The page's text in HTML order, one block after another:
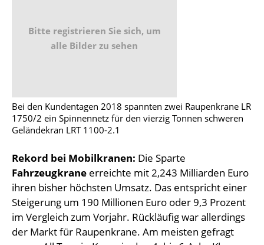
Bitte registrieren Sie sich, um
alle Bilder zu sehen
Bei den Kundentagen 2018 spannten zwei Raupenkrane LR
1750/2 ein Spinnennetz für den vierzig Tonnen schweren
Geländekran LRT 1100-2.1
Rekord bei Mobilkranen: Die Sparte
Fahrzeugkrane erreichte mit 2,243 Milliarden Euro
ihren bisher höchsten Umsatz. Das entspricht einer
Steigerung um 190 Millionen Euro oder 9,3 Prozent
im Vergleich zum Vorjahr. Rückläufig war allerdings
der Markt für Raupenkrane. Am meisten gefragt